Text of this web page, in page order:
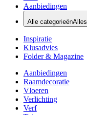
Aanbiedingen
Alle categorieënAlles
Inspiratie
Klusadvies
Folder & Magazine
Aanbiedingen
Raamdecoratie
Vloeren
Verlichting
Verf